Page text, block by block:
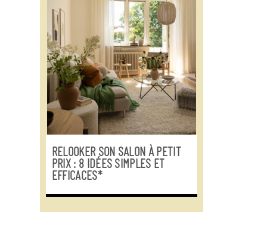
RELOOKER SON SALON À PETIT
PRIX : 8 IDÉES SIMPLES ET
EFFICACES*